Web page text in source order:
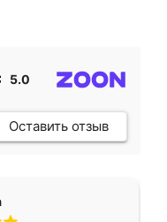
5.0
Оставить отзыв